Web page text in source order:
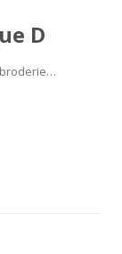
D
broderie…